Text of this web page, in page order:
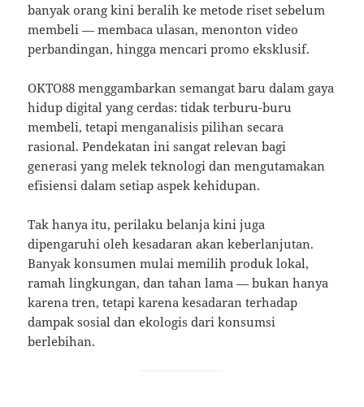
banyak orang kini beralih ke metode riset sebelum
membeli — membaca ulasan, menonton video
perbandingan, hingga mencari promo eksklusif.
OKTO88 menggambarkan semangat baru dalam gaya
hidup digital yang cerdas: tidak terburu-buru
membeli, tetapi menganalisis pilihan secara
rasional. Pendekatan ini sangat relevan bagi
generasi yang melek teknologi dan mengutamakan
efisiensi dalam setiap aspek kehidupan.
Tak hanya itu, perilaku belanja kini juga
dipengaruhi oleh kesadaran akan keberlanjutan.
Banyak konsumen mulai memilih produk lokal,
ramah lingkungan, dan tahan lama — bukan hanya
karena tren, tetapi karena kesadaran terhadap
dampak sosial dan ekologis dari konsumsi
berlebihan.